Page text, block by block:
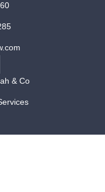
& Co